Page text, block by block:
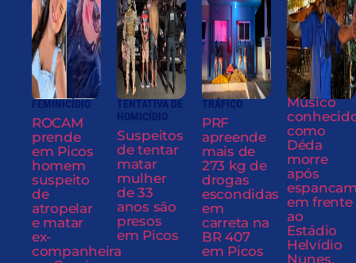
FEMINICÍDIO
ROCAM
prende
em Picos
homem
suspeito
de
atropelar
e matar
ex-
companheira
TENTATIVA DE
HOMICÍDIO
Suspeitos
de tentar
matar
mulher
de 33
anos são
presos
em Picos
TRÁFICO
PRF
apreende
mais de
273 kg de
drogas
escondidas
em
carreta na
BR 407
em Picos
Músico
como
Déda
morre
após
em frente
ao
Estádio
Helvídio
Nunes,